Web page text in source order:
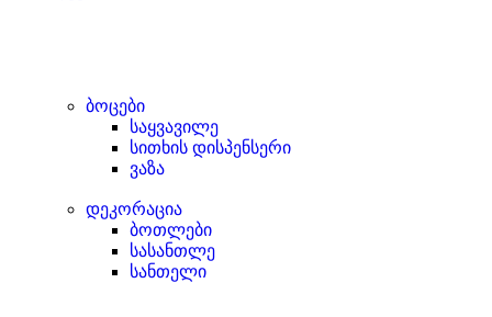
ბოცები
საყვავილე
სითხის დისპენსერი
ვაზა
დეკორაცია
ბოთლები
სასანთლე
სანთელი